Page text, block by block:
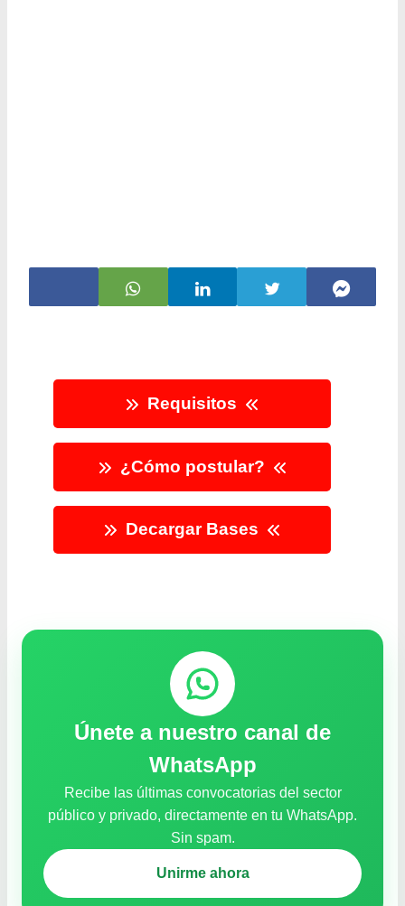
Requisitos
¿Cómo postular?
Decargar Bases
Únete a nuestro canal de
WhatsApp
Recibe las últimas convocatorias del sector
público y privado, directamente en tu WhatsApp.
Sin spam.
Unirme ahora